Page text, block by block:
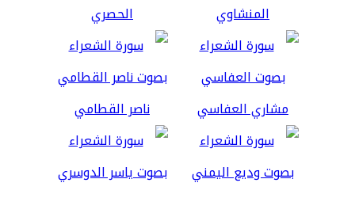
المنشاوي الحصري
مشاري العفاسي ناصر القطامي